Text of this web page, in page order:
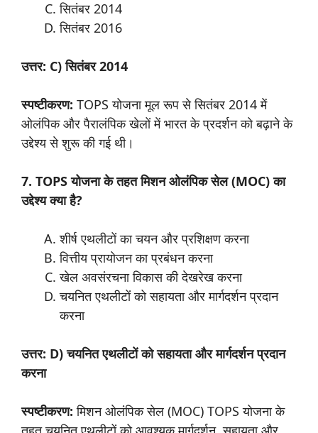
सितंबर 2014
सितंबर 2016
उत्तर: C) सितंबर 2014
स्पष्टीकरण: TOPS योजना मूल रूप से सितंबर 2014 में
ओलंपिक और पैरालंपिक खेलों में भारत के प्रदर्शन को बढ़ाने के
उद्देश्य से शुरू की गई थी।
7. TOPS योजना के तहत मिशन ओलंपिक सेल (MOC) का
उद्देश्य क्या है?
शीर्ष एथलीटों का चयन और प्रशिक्षण करना
वित्तीय प्रायोजन का प्रबंधन करना
खेल अवसंरचना विकास की देखरेख करना
चयनित एथलीटों को सहायता और मार्गदर्शन प्रदान
करना
उत्तर: D) चयनित एथलीटों को सहायता और मार्गदर्शन प्रदान
करना
स्पष्टीकरण: मिशन ओलंपिक सेल (MOC) TOPS योजना के